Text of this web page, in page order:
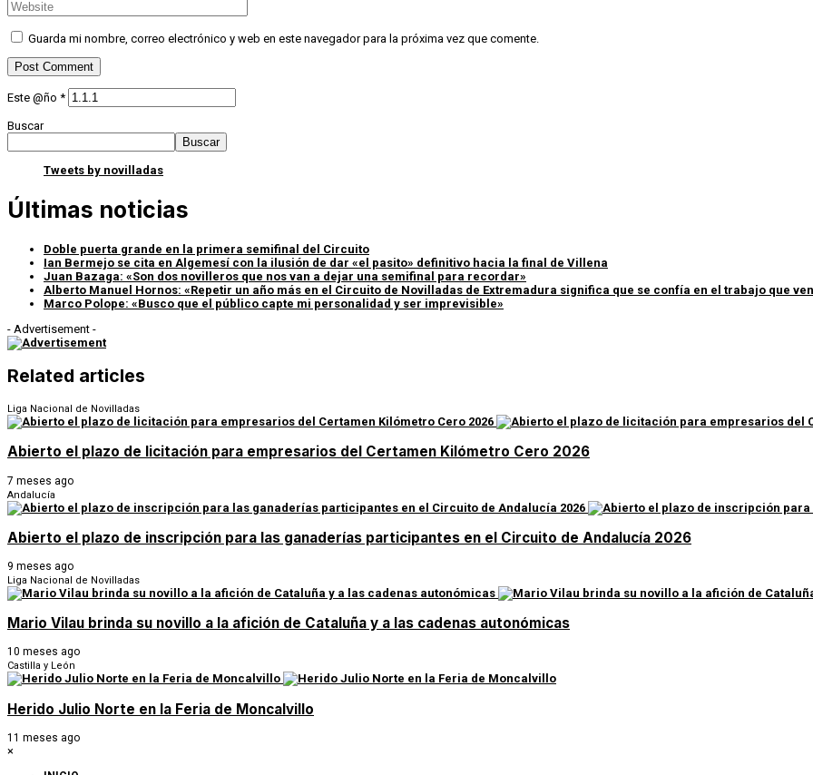
Guarda mi nombre, correo electrónico y web en este navegador para la próxima vez que comente.
Este @ño *
Buscar
Buscar
Tweets by novilladas
Últimas noticias
Doble puerta grande en la primera semifinal del Circuito
Ian Bermejo se cita en Algemesí con la ilusión de dar «el pasito» definitivo hacia la final de Villena
Juan Bazaga: «Son dos novilleros que nos van a dejar una semifinal para recordar»
Alberto Manuel Hornos: «Repetir un año más en el Circuito de Novilladas de Extremadura significa que se confía en el trabajo que
Marco Polope: «Busco que el público capte mi personalidad y ser imprevisible»
- Advertisement -
Related articles
Liga Nacional de Novilladas
Abierto el plazo de licitación para empresarios del Certamen Kilómetro Cero 2026
7 meses ago
Andalucía
Abierto el plazo de inscripción para las ganaderías participantes en el Circuito de Andalucía 2026
9 meses ago
Liga Nacional de Novilladas
Mario Vilau brinda su novillo a la afición de Cataluña y a las cadenas autonómicas
10 meses ago
Castilla y León
Herido Julio Norte en la Feria de Moncalvillo
11 meses ago
×